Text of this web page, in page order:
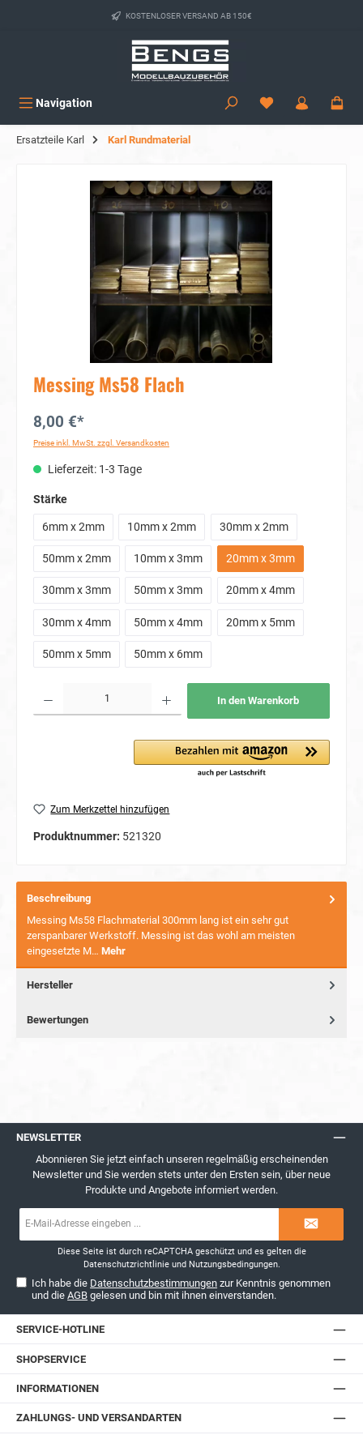
KOSTENLOSER VERSAND AB 150€
Navigation
Ersatzteile Karl Karl Rundmaterial
Bildergalerie überspringen
Messing Ms58 Flach
8,00 €*
Preise inkl. MwSt. zzgl. Versandkosten
Lieferzeit: 1-3 Tage
Stärkeauswählen
6mm x 2mm 10mm x 2mm 30mm x 2mm
50mm x 2mm 10mm x 3mm 20mm x 3mm
30mm x 3mm 50mm x 3mm 20mm x 4mm
30mm x 4mm 50mm x 4mm 20mm x 5mm
50mm x 5mm 50mm x 6mm
In den Warenkorb
Zum Merkzettel hinzufügen
Produktnummer: 521320
Beschreibung
Messing Ms58 Flachmaterial 300mm lang ist ein sehr gut
zerspanbarer Werkstoff. Messing ist das wohl am meisten
eingesetzte M… Mehr
Hersteller
Bewertungen
NEWSLETTER
Abonnieren Sie jetzt einfach unseren regelmäßig erscheinenden
Newsletter und Sie werden stets unter den Ersten sein, über neue
Produkte und Angebote informiert werden.
Diese Seite ist durch reCAPTCHA geschützt und es gelten die
Datenschutzrichtlinieund Nutzungsbedingungen.
Ich habe die Datenschutzbestimmungen zur Kenntnis genommen
und dieAGB gelesen und bin mit ihnen einverstanden.
SERVICE-HOTLINE
SHOPSERVICE
INFORMATIONEN
ZAHLUNGS- UND VERSANDARTEN